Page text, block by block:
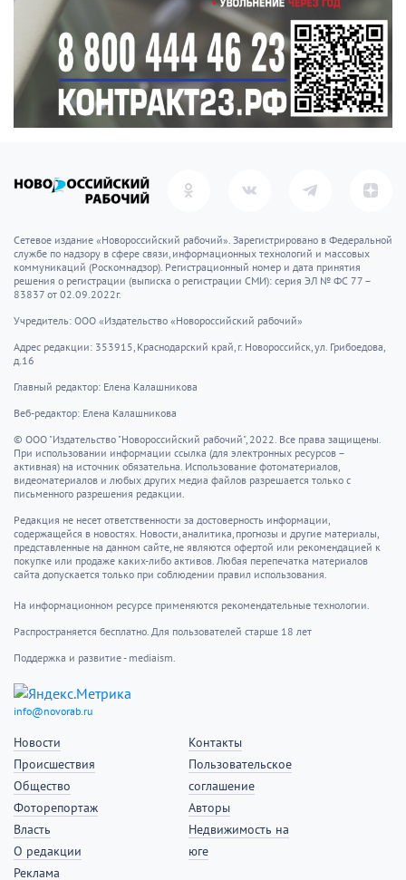
Сетевое издание «Новороссийский рабочий». Зарегистрировано в Федеральной
службе по надзору в сфере связи, информационных технологий и массовых
коммуникаций (Роскомнадзор). Регистрационный номер и дата принятия
решения о регистрации (выписка о регистрации СМИ): серия ЭЛ № ФС 77 –
83837 от 02.09.2022г.
Учредитель: ООО «Издательство «Новороссийский рабочий»
Адрес редакции: 353915, Краснодарский край, г. Новороссийск, ул. Грибоедова,
д.16
Главный редактор: Елена Калашникова
Веб-редактор: Елена Калашникова
© ООО "Издательство "Новороссийский рабочий", 2022. Все права защищены.
При использовании информации ссылка (для электронных ресурсов –
активная) на источник обязательна. Использование фотоматериалов,
видеоматериалов и любых других медиа файлов разрешается только с
письменного разрешения редакции.
Редакция не несет ответственности за достоверность информации,
содержащейся в новостях. Новости, аналитика, прогнозы и другие материалы,
представленные на данном сайте, не являются офертой или рекомендацией к
покупке или продаже каких-либо активов. Любая перепечатка материалов
сайта допускается только при соблюдении правил использования.
На информационном ресурсе применяются рекомендательные технологии.
Распространяется бесплатно. Для пользователей старше 18 лет
Поддержка и развитие - mediaism.
info@novorab.ru
Новости
Происшествия
Общество
Фоторепортаж
Власть
О редакции
Реклама
Контакты
Пользовательское
соглашение
Авторы
Недвижимость на
юге